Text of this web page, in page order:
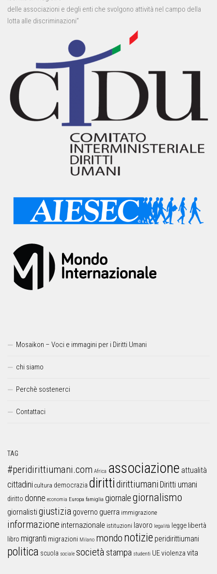
delle associazioni e degli enti che svolgono attività nel campo della
lotta alle discriminazioni”
Mosaikon – Voci e immagini per i Diritti Umani
chi siamo
Perchè sostenerci
Contattaci
TAG
#peridirittiumani.com Africa associazione attualità
cittadini cultura democrazia dirittidirittiumani Diritti umani
diritto donne economia Europa famiglia giornalegiornalismo
giornalistigiustizia governo guerra immigrazione
informazione internazionale istituzioni lavoro legalità legge libertà
libro migranti migrazioni Milano mondo notizie peridirittiumani
politica scuola sociale società stampa studenti UEviolenza vita